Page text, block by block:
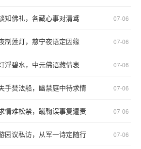
知佛礼，各藏心事对清鸢 07-06
制莲灯，慈宁夜语定因缘 07-06
浮碧水，中元佛语藏情衷 07-06
手焚法船，幽禁庭中待求情 07-06
情难松禁，蹴鞠误事复遭责 07-06
园议私访，从军一诗定随行 07-06